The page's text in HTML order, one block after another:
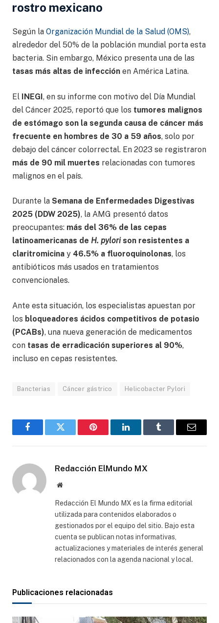
rostro mexicano
Según la Organización Mundial de la Salud (OMS),
alrededor del 50% de la población mundial porta esta
bacteria. Sin embargo, México presenta una de las
tasas más altas de infección en América Latina.
El INEGI, en su informe con motivo del Día Mundial
del Cáncer 2025, reportó que los tumores malignos
de estómago son la segunda causa de cáncer más
frecuente en hombres de 30 a 59 años, solo por
debajo del cáncer colorrectal. En 2023 se registraron
más de 90 mil muertes relacionadas con tumores
malignos en el país.
Durante la Semana de Enfermedades Digestivas
2025 (DDW 2025), la AMG presentó datos
preocupantes: más del 36% de las cepas
latinoamericanas de H. pylorison resistentes a
claritromicina y 46.5% a fluoroquinolonas, los
antibióticos más usados en tratamientos
convencionales.
Ante esta situación, los especialistas apuestan por
los bloqueadores ácidos competitivos de potasio
(PCABs), una nueva generación de medicamentos
con tasas de erradicación superiores al 90%,
incluso en cepas resistentes.
Bancterias Cáncer gástrico Helicobacter Pylori
FacebookGorjeo Pinterest LinkedInTumblr
Correo
Redacción ElMundo MX
Sitio
Redacción El Mundo MX es la firma editorial
utilizada para contenidos elaborados o
gestionados por el equipo del sitio. Bajo esta
cuenta se publican notas informativas,
actualizaciones y materiales de interés general
relacionados con la agenda nacional y local.
Publicaciones relacionadas